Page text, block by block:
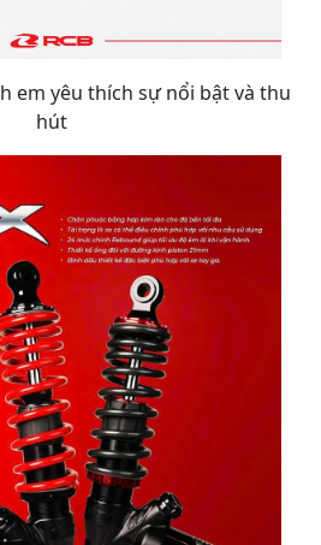
em yêu thích sự nổi bật và thu
hút